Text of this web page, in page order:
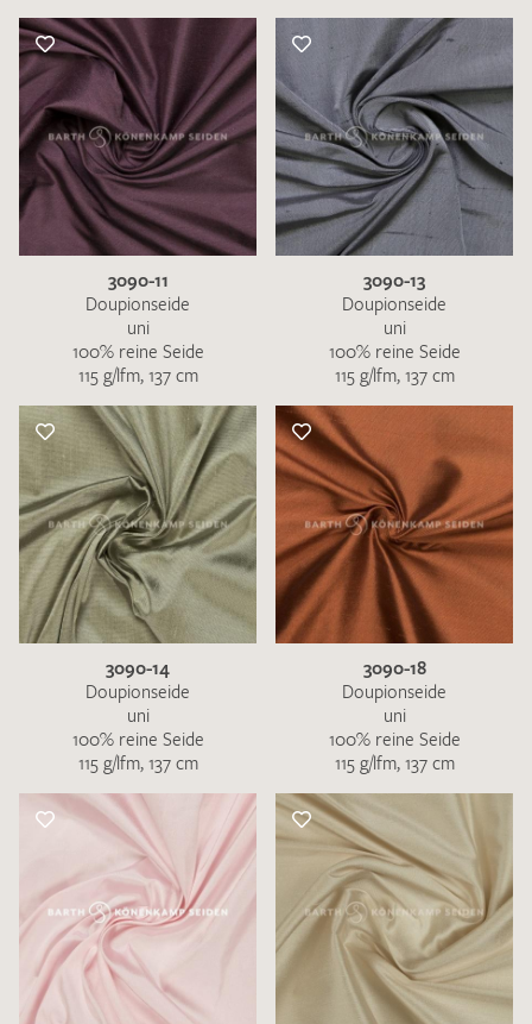
3090-11
Doupionseide
uni
100% reine Seide
115 g/lfm, 137 cm
3090-13
Doupionseide
uni
100% reine Seide
115 g/lfm, 137 cm
3090-14
Doupionseide
uni
100% reine Seide
115 g/lfm, 137 cm
3090-18
Doupionseide
uni
100% reine Seide
115 g/lfm, 137 cm